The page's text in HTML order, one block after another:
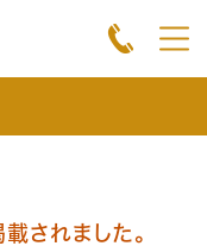
されました。